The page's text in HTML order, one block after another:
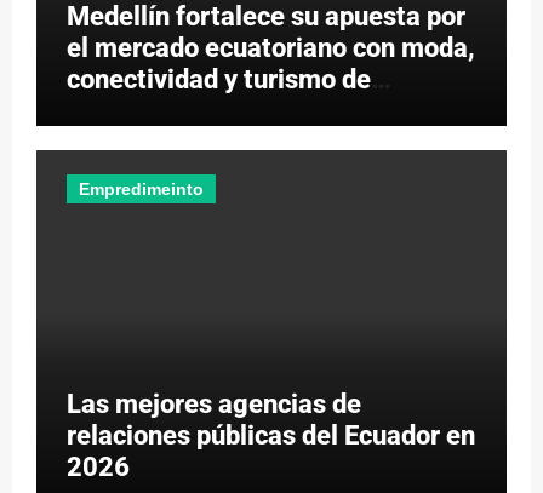
Medellín fortalece su apuesta por
el mercado ecuatoriano con moda,
conectividad y turismo de
Empredimeinto
Las mejores agencias de
relaciones públicas del Ecuador en
2026